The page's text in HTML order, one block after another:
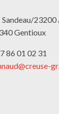
Sandeau/
Gentioux
86 01 02 31